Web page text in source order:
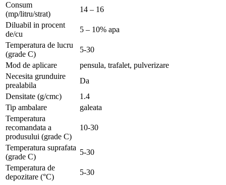
Consum
(mp/litru/strat)
14 – 16
Diluabil in procent
de/cu
5 – 10% apa
Temperatura de lucru
(grade C)
5-30
Mod de aplicare
pensula, trafalet, pulverizare
Necesita grunduire
prealabila
Da
Densitate (g/cmc)
1.4
Tip ambalare
galeata
Temperatura
recomandata a
produsului (grade C)
10-30
Temperatura suprafata
(grade C)
5-30
Temperatura de
depozitare (°C)
5-30